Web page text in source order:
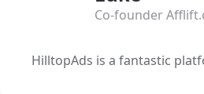
Co-founder
HilltopAds is a fantastic